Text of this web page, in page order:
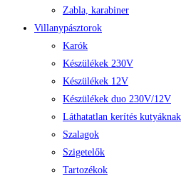
Zabla, karabiner
Villanypásztorok
Karók
Készülékek 230V
Készülékek 12V
Készülékek duo 230V/12V
Láthatatlan kerítés kutyáknak
Szalagok
Szigetelők
Tartozékok